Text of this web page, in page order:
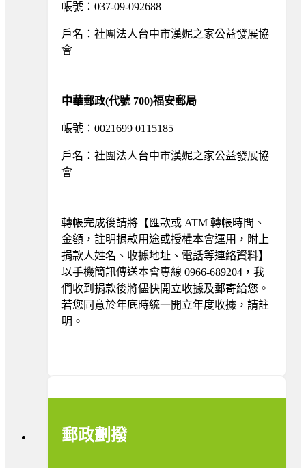
帳號：037-09-092688
戶名：社團法人台中市漢妮之家公益發展協
會
中華郵政(代號 700)福安郵局
帳號：0021699 0115185
戶名：社團法人台中市漢妮之家公益發展協
會
轉帳完成後請將【匯款或 ATM 轉帳時間、
金額，註明捐款用途或授權本會運用，附上
捐款人姓名、收據地址、電話等連絡資料】
以手機簡訊傳送本會專線 0966-689204，我
們收到捐款後將儘快開立收據及郵寄給您。
若您同意於年底時統一開立年度收據，請註
明。
郵政劃撥